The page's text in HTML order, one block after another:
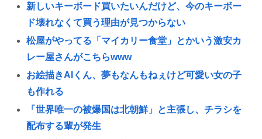
新しいキーボード買いたいんだけど、今のキーボー
ド壊れなくて買う理由が見つからない
松屋がやってる「マイカリー食堂」とかいう激安カ
レー屋さんがこちらwww
お絵描きAIくん、夢もなんもねぇけど可愛い女の子
も作れる
「世界唯一の被爆国は北朝鮮」と主張し、チラシを
配布する輩が発生